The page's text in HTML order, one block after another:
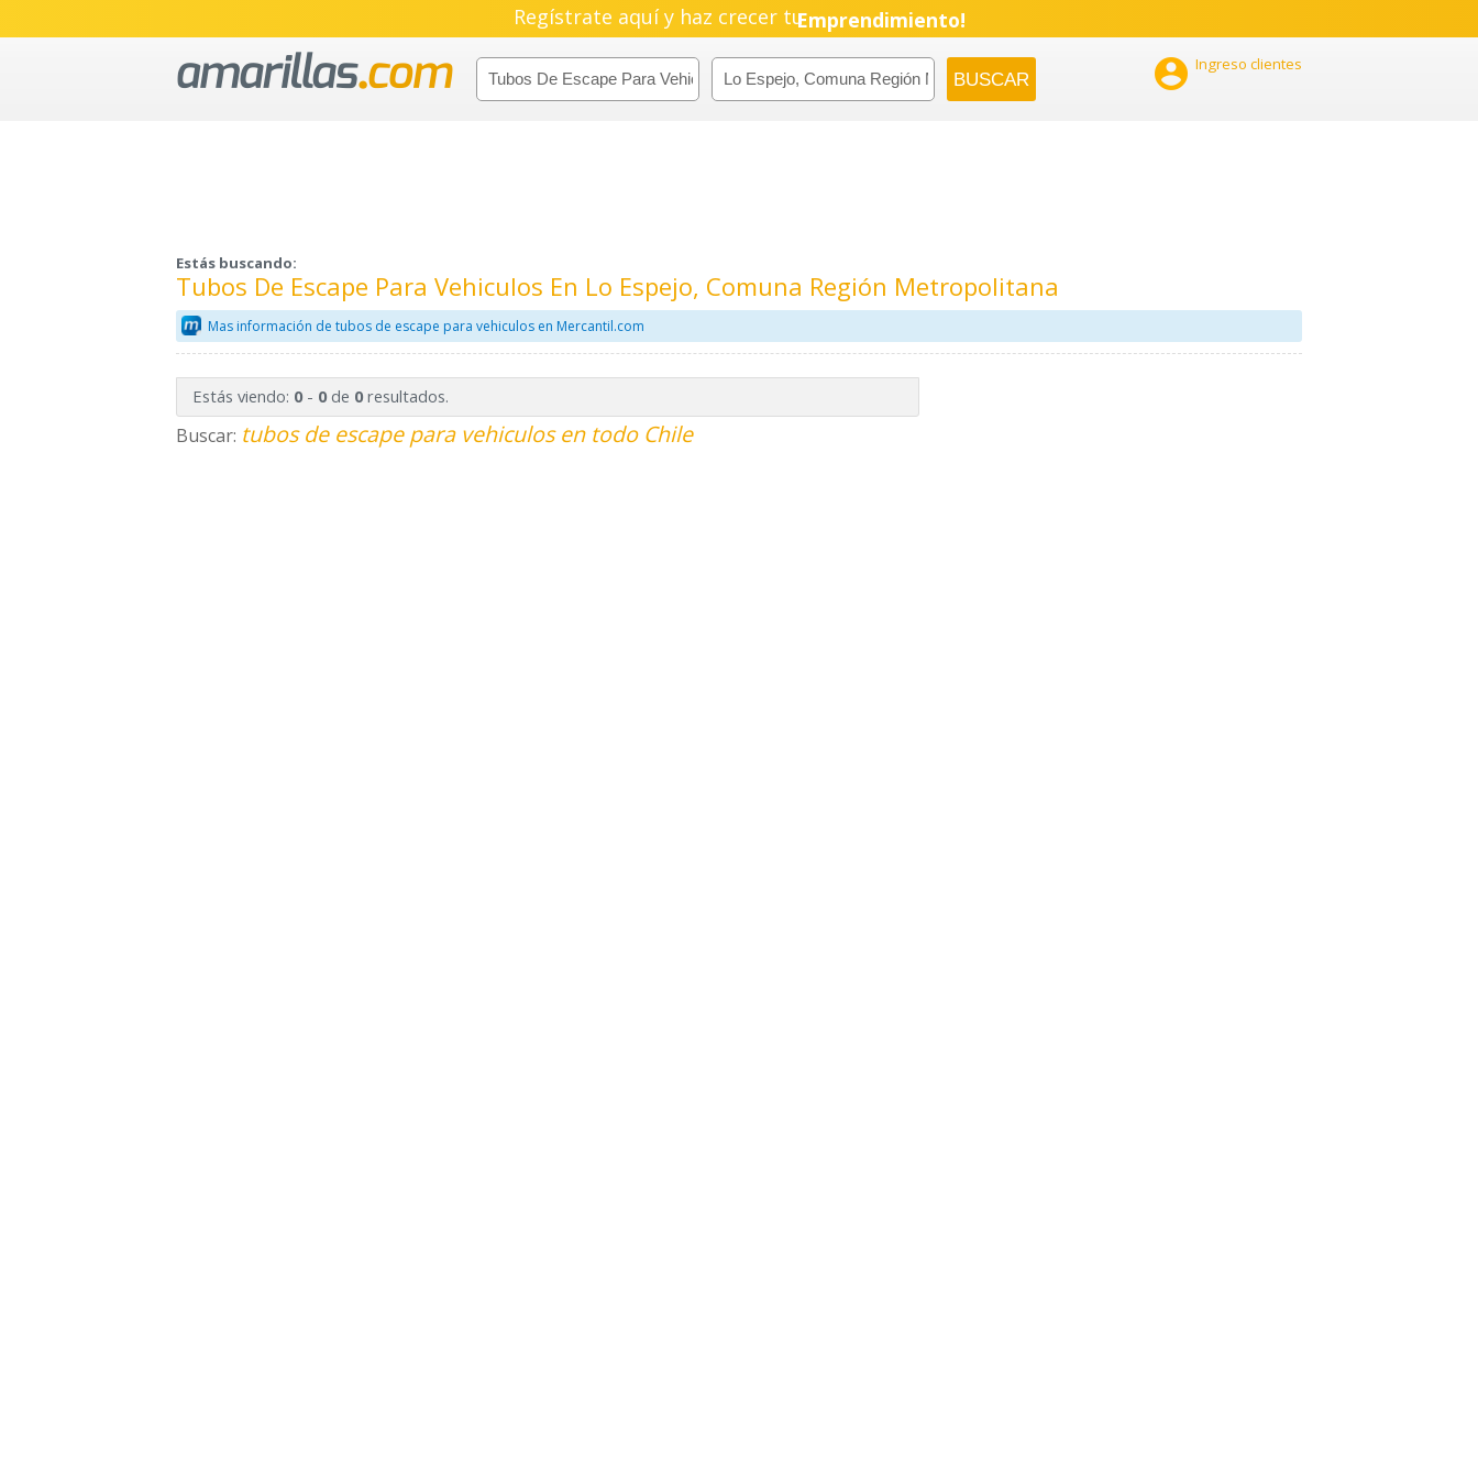
Regístrate aquí y haz crecer tuEmprendimiento!
 Ingreso clientes
Estás buscando:
Tubos De Escape Para Vehiculos En Lo Espejo, Comuna Región Metropolitana
Mas información de tubos de escape para vehiculos en Mercantil.com
Estás viendo: 0- 0de 0resultados.
Buscar: tubos de escape para vehiculos en todo Chile